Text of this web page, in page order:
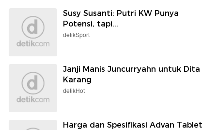
Susy Susanti: Putri KW Punya
Potensi, tapi...
detikSport
Janji Manis Juncurryahn untuk Dita
Karang
detikHot
Harga dan Spesifikasi Advan Tablet